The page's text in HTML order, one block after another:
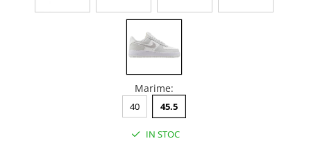
Marime:
40 45.5
IN STOC